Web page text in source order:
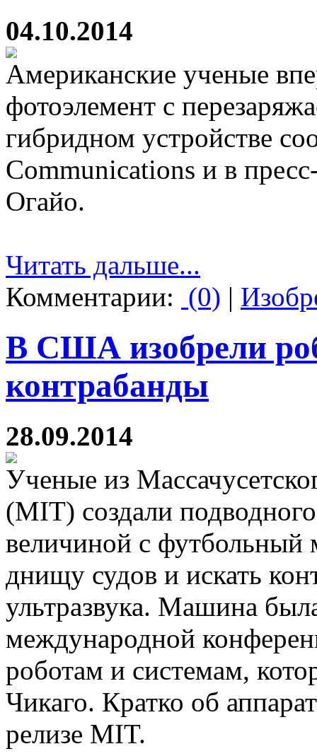
04.10.2014
Американские ученые
фотоэлемент с
гибридном устройстве
Communications и в
Огайо.
Читать дальше...
Комментарии: (0) |
В США изобрели
контрабанды
28.09.2014
Ученые из
(MIT) создали
величиной с футбольный
днищу судов и искать
ультразвука. Машина
международной
роботам и системам,
Чикаго. Кратко об
релизе MIT.